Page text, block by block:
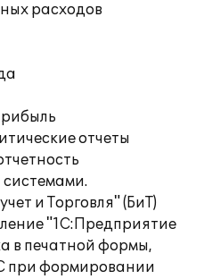
расходов
отчеты
и Торговля" (БиТ)
"1С:Предприятие
в печатной формы,
при формировании